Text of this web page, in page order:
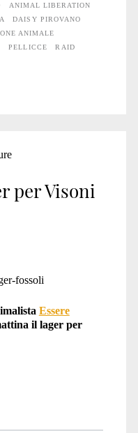
ANIMAL LIBERATION
DAISY PIROVANO
ANIMALE
PELLICCE
RAID
per Visoni
Essere
il lager per